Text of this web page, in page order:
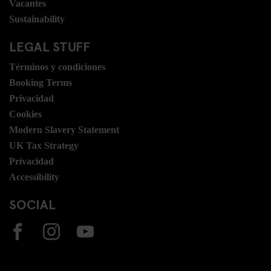
Vacantes
Sustainability
LEGAL STUFF
Términos y condiciones
Booking Terms
Privacidad
Cookies
Modern Slavery Statement
UK Tax Strategy
Privacidad
Accessibility
SOCIAL